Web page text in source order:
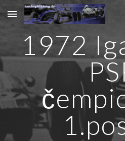
Skip to main content
1972